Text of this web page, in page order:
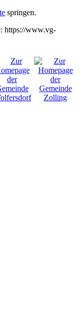
springen.
https://www.vg-